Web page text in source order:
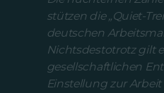
stützen die „Quiet-
deutschen
Nichtsdestotrotz gilt
gesellschaftlichen
Einstellung zur